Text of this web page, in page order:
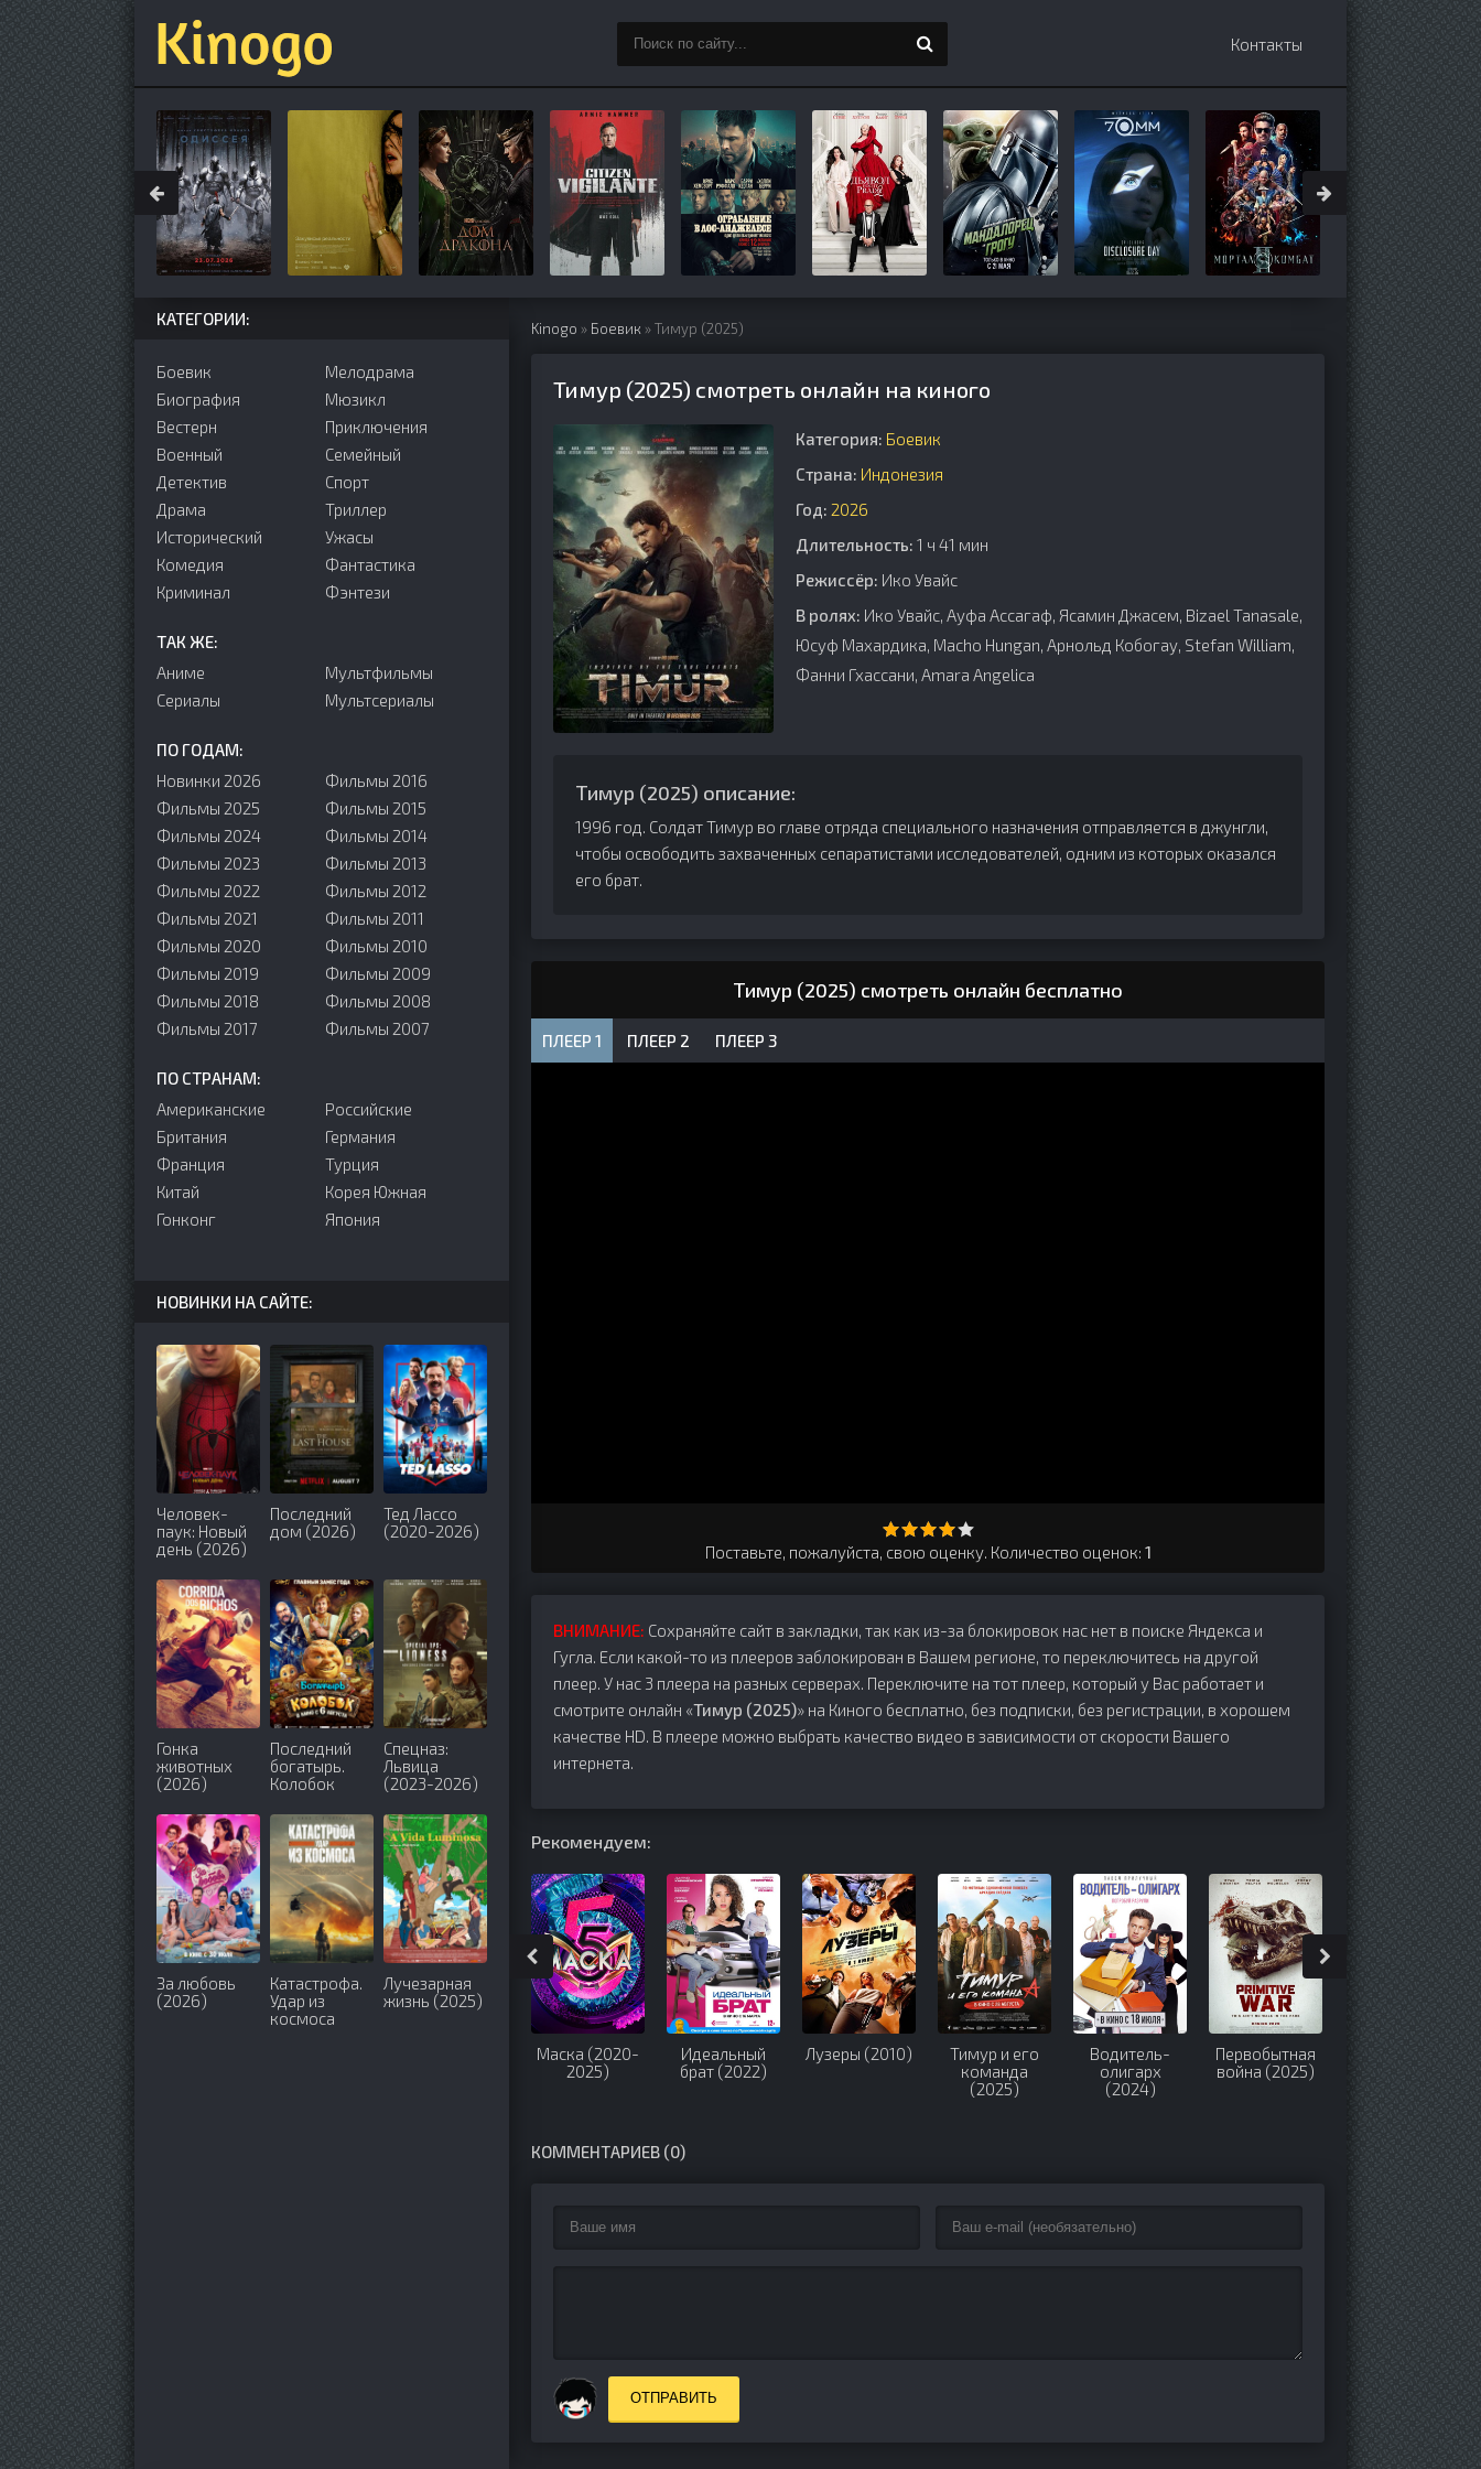
Контакты
Kinogo » Боевик » Тимур (2025)
Тимур (2025) смотреть онлайн на киного
Категория: Боевик
Страна: Индонезия
Год: 2026
Длительность: 1 ч 41 мин
Режиссёр: Ико Увайс
В ролях: Ико Увайс, Ауфа Ассагаф, Ясамин Джасем, Bizael Tanasale,
Юсуф Махардика, Macho Hungan, Арнольд Кобогау, Stefan William,
Фанни Гхассани, Amara Angelica
Тимур (2025) описание:
1996 год. Солдат Тимур во главе отряда специального назначения отправляется в джунгли,
чтобы освободить захваченных сепаратистами исследователей, одним из которых оказался
его брат.
Тимур (2025) смотреть онлайн бесплатно
ПЛЕЕР 1 ПЛЕЕР 2 ПЛЕЕР 3
Поставьте, пожалуйста, свою оценку. Количество оценок: 1
ВНИМАНИЕ: Сохраняйте сайт в закладки, так как из-за блокировок нас нет в поиске Яндекса и
Гугла. Если какой-то из плееров заблокирован в Вашем регионе, то переключитесь на другой
плеер. У нас 3 плеера на разных серверах. Переключите на тот плеер, который у Вас работает и
смотрите онлайн «Тимур (2025)» на Киного бесплатно, без подписки, без регистрации, в хорошем
качестве HD. В плеере можно выбрать качество видео в зависимости от скорости Вашего
интернета.
Рекомендуем:
Маска (2020-
2025)
Идеальный
брат (2022)
Лузеры (2010)
Тимур и его
команда
(2025)
Водитель-
олигарх
(2024)
Первобытная
война (2025)
Super курьер
(2025)
КОММЕНТАРИЕВ (0)
ОТПРАВИТЬ
КАТЕГОРИИ:
Боевик
Биография
Вестерн
Военный
Детектив
Драма
Исторический
Комедия
Криминал
Мелодрама
Мюзикл
Приключения
Семейный
Cпорт
Триллер
Ужасы
Фантастика
Фэнтези
ТАК ЖЕ:
Аниме
Сериалы
Мультфильмы
Мультсериалы
ПО ГОДАМ:
Новинки 2026
Фильмы 2025
Фильмы 2024
Фильмы 2023
Фильмы 2022
Фильмы 2021
Фильмы 2020
Фильмы 2019
Фильмы 2018
Фильмы 2017
Фильмы 2016
Фильмы 2015
Фильмы 2014
Фильмы 2013
Фильмы 2012
Фильмы 2011
Фильмы 2010
Фильмы 2009
Фильмы 2008
Фильмы 2007
ПО СТРАНАМ:
Американские
Британия
Франция
Китай
Гонконг
Российские
Германия
Турция
Корея Южная
Япония
НОВИНКИ НА САЙТЕ:
Человек-
паук: Новый
день (2026)
Последний
дом (2026)
Тед Лассо
(2020-2026)
Гонка
животных
(2026)
Последний
богатырь.
Колобок
Спецназ:
Львица
(2023-2026)
За любовь
(2026)
Катастрофа.
Удар из
космоса
Лучезарная
жизнь (2025)